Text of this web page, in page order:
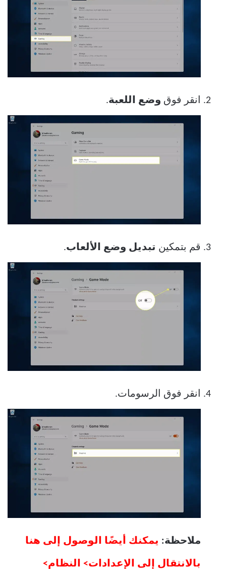
انقر فوق وضع اللعبة.
قم بتمكين تبديل وضع الألعاب.
انقر فوق الرسومات.
ملاحظة: يمكنك أيضًا الوصول إلى هنا
بالانتقال إلى الإعدادات> النظام>